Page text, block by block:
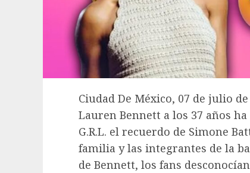
Ciudad De México, 07 de julio
Lauren Bennett a los 37 años
G.R.L. el recuerdo de Simone
familia y las integrantes de la
de Bennett, los fans